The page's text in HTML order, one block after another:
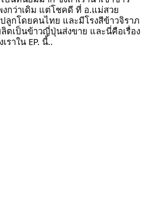
กว่าเดิม แต่โชคดี ที่ อ.แม่สวย
ลูกโดยคนไทย และมีโรงสีข้าวจิราภ
ตเป็นข้าวญี่ปุ่นส่งขาย และนี่คือเรื่อง
ราใน EP. นี้..